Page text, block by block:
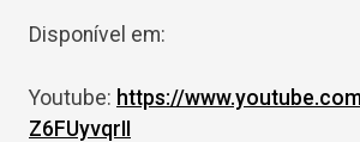
Disponível em:
Youtube: https://
Z6FUyvqrII